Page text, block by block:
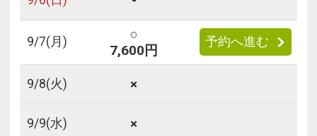
9/7(月)
○
7,600円
予約へ進む
9/8(火) ×
9/9(水) ×